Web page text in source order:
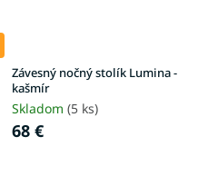
Závesný nočný stolík Lumina -
kašmír
Skladom (5 ks)
68 €